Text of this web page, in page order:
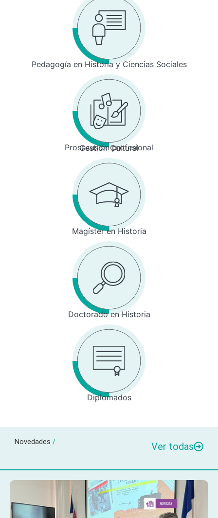
Pedagogía en Historia y Ciencias Sociales
Prosecusión profesional
Gestión Cultural
Magíster en Historia
Doctorado en Historia
Diplomados
Novedades / Ver todas